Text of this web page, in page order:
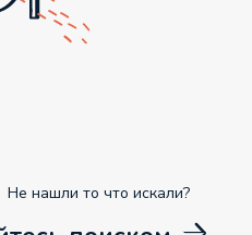
Не нашли то что искали?